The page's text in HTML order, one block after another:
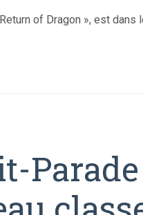
of Dragon », est dans